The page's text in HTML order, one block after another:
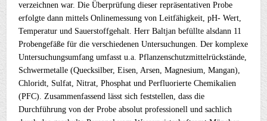
verzeichnen war. Die Überprüfung dieser repräsentativen Probe
erfolgte dann mittels Onlinemessung von Leitfähigkeit, pH- Wert,
Temperatur und Sauerstoffgehalt. Herr Baltjan befüllte alsdann 11
Probengefäße für die verschiedenen Untersuchungen. Der komplexe
Untersuchungsumfang umfasst u.a. Pflanzenschutzmittelrückstände,
Schwermetalle (Quecksilber, Eisen, Arsen, Magnesium, Mangan),
Chloridt, Sulfat, Nitrat, Phosphat und Perfluorierte Chemikalien
(PFC). Zusammenfassend lässt sich feststellen, dass die
Durchführung von der Probe absolut professionell und sachlich